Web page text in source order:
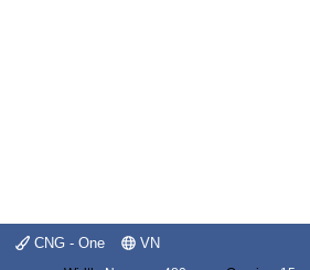
CNG - One VN